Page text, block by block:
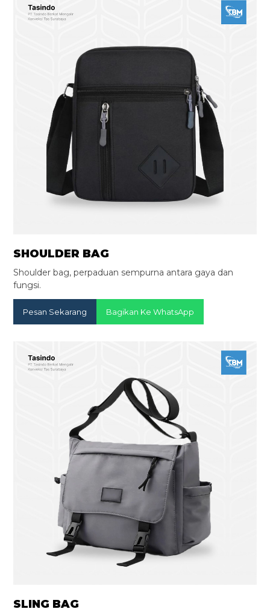
SHOULDER BAG
Shoulder bag, perpaduan sempurna antara gaya dan
fungsi.
Pesan Sekarang Bagikan Ke WhatsApp
SLING BAG